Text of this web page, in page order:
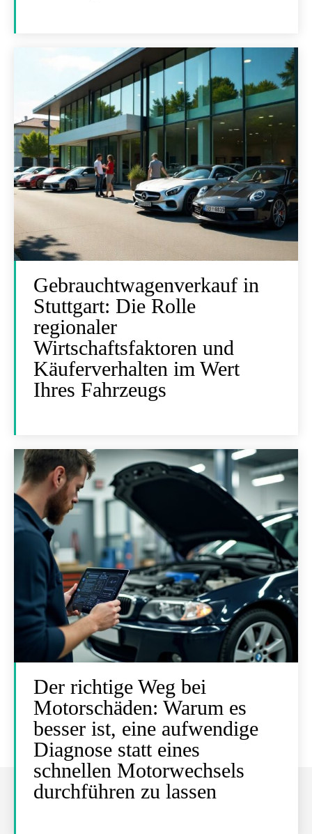
Gebrauchtwagenverkauf in
Stuttgart: Die Rolle
regionaler
Wirtschaftsfaktoren und
Käuferverhalten im Wert
Ihres Fahrzeugs
Der richtige Weg bei
Motorschäden: Warum es
besser ist, eine aufwendige
Diagnose statt eines
schnellen Motorwechsels
durchführen zu lassen